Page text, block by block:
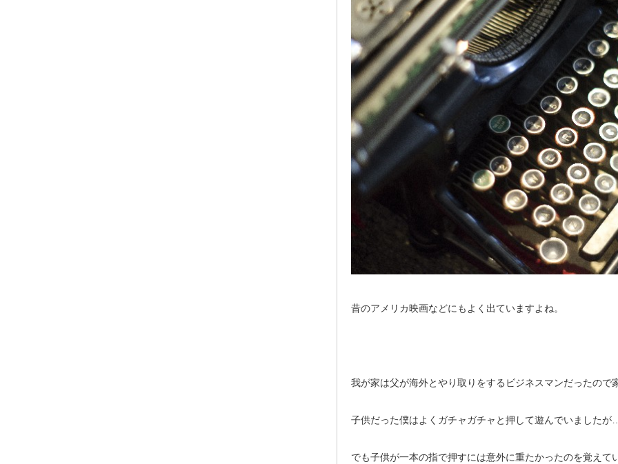
昔のアメリカ映画などにもよく出ていますよね。
我が家は父が海外とやり取りをするビジネスマンだったので
子供だった僕はよくガチャガチャと押して遊んでいましたが
でも子供が一本の指で押すには意外に重たかったのを覚えて